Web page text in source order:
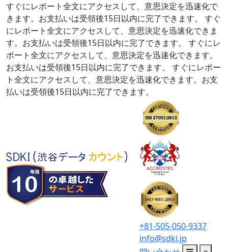
すぐにレポート全文にアクセスして、意思決定を迅速化で
きます。お支払いは受領後15日以内に完了できます。
すぐ
にレポート全文にアクセスして、意思決定を迅速化できま
す。お支払いは受領後15日以内に完了できます。
すぐにレ
ポート全文にアクセスして、意思決定を迅速化できます。
お支払いは受領後15日以内に完了できます。
すぐにレポー
ト全文にアクセスして、意思決定を迅速化できます。お支
払いは受領後15日以内に完了できます。
+81-505-050-9337
info@sdki.jp